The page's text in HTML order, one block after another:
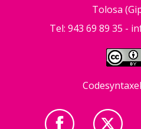
Tolosa
Tel: 943 69 89 35 -